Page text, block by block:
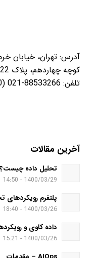
آدرس: تهران، خیابان
کوچه چهاردهم، پلاک 22
تلفن: 88533266-021 (10 خط)
آخرین مقالات
تحلیل داده چیست؟
1400/03/29 - 14:50
پلتفرم رویکردهای
1400/03/26 - 18:40
داده کاوی و
1400/03/26 - 15:21